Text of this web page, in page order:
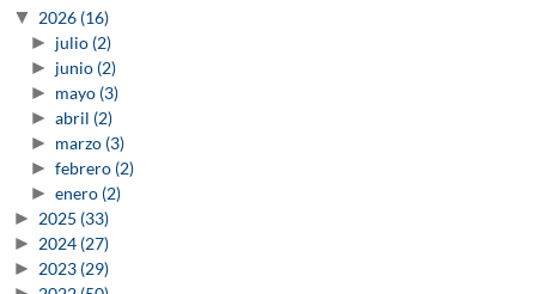
▼ 2026 (16)
► julio (2)
► junio (2)
► mayo (3)
► abril (2)
► marzo (3)
► febrero (2)
► enero (2)
► 2025 (33)
► 2024 (27)
► 2023 (29)